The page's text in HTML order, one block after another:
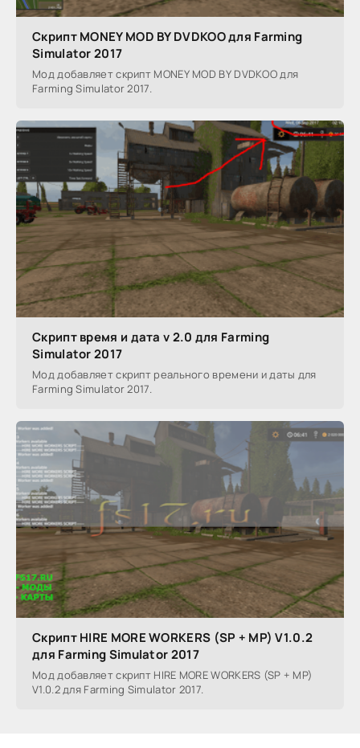
Скрипт MONEY MOD BY DVDKOO для Farming
Simulator 2017
Мод добавляет скрипт MONEY MOD BY DVDKOO для
Farming Simulator 2017.
Скрипт время и дата v 2.0 для Farming
Simulator 2017
Мод добавляет скрипт реального времени и даты для
Farming Simulator 2017.
Скрипт HIRE MORE WORKERS (SP + MP) V1.0.2
для Farming Simulator 2017
Мод добавляет скрипт HIRE MORE WORKERS (SP + MP)
V1.0.2 для Farming Simulator 2017.